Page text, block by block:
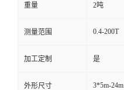
重量 2吨
测量范围 0.4-200T
加工定制 是
外形尺寸 3*5m-24m